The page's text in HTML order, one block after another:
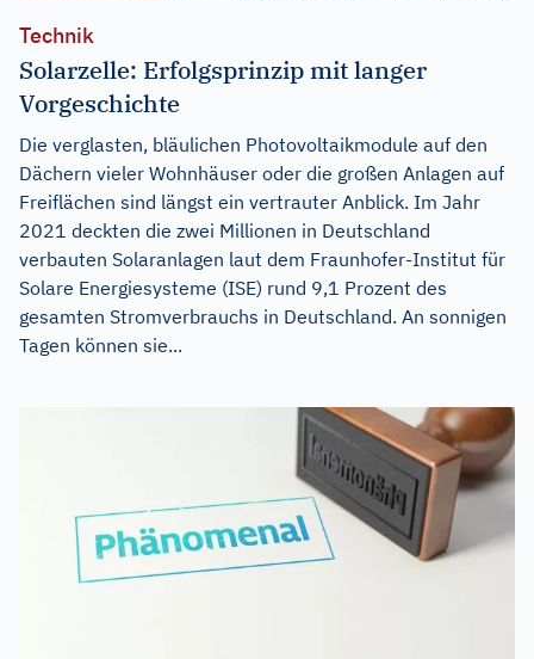
Technik
Solarzelle: Erfolgsprinzip mit langer
Vorgeschichte
Die verglasten, bläulichen Photovoltaikmodule auf den
Dächern vieler Wohnhäuser oder die großen Anlagen auf
Freiflächen sind längst ein vertrauter Anblick. Im Jahr
2021 deckten die zwei Millionen in Deutschland
verbauten Solaranlagen laut dem Fraunhofer-Institut für
Solare Energiesysteme (ISE) rund 9,1 Prozent des
gesamten Stromverbrauchs in Deutschland. An sonnigen
Tagen können sie...